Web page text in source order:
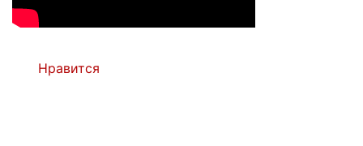
Нравится